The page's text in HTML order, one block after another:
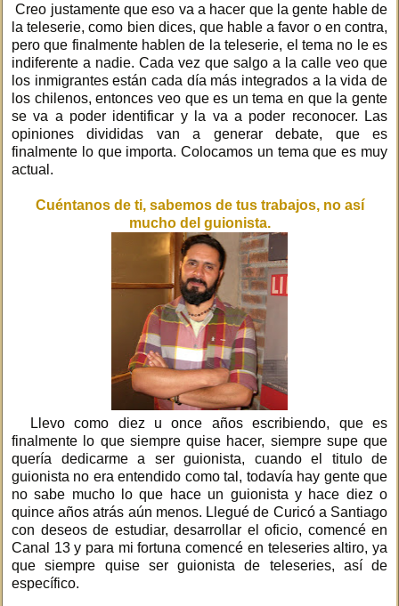
Creo justamente que eso va a hacer que la gente hable de
la teleserie, como bien dices, que hable a favor o en contra,
pero que finalmente hablen de la teleserie, el tema no le es
indiferente a nadie. Cada vez que salgo a la calle veo que
los inmigrantes están cada día más integrados a la vida de
los chilenos, entonces veo que es un tema en que la gente
se va a poder identificar y la va a poder reconocer. Las
opiniones divididas van a generar debate, que es
finalmente lo que importa. Colocamos un tema que es muy
actual.
Cuéntanos de ti, sabemos de tus trabajos, no así
mucho del guionista.
Llevo como diez u once años escribiendo, que es
finalmente lo que siempre quise hacer, siempre supe que
quería dedicarme a ser guionista, cuando el titulo de
guionista no era entendido como tal, todavía hay gente que
no sabe mucho lo que hace un guionista y hace diez o
quince años atrás aún menos. Llegué de Curicó a Santiago
con deseos de estudiar, desarrollar el oficio, comencé en
Canal 13 y para mi fortuna comencé en teleseries altiro, ya
que siempre quise ser guionista de teleseries, así de
específico.